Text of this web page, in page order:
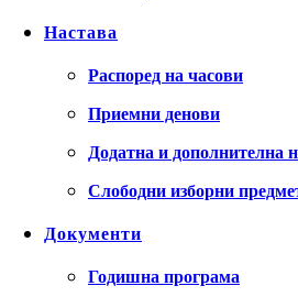
Настава
Распоред на часови
Приемни денови
Додатна и дополнителна
Слободни изборни
Документи
Годишна програма